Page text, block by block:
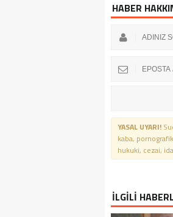
HABER
YASAL UYARI!
kaba,
hukuki, cezai,
İLGİLİ